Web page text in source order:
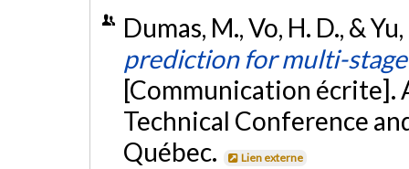
Dumas, M., Vo, H. D., &
prediction for multi-
[Communication écrite].
Technical Conference
Québec.
Lien externe